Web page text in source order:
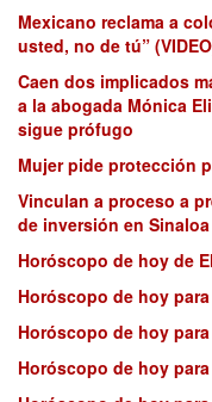
Mexicano reclama a
usted, no de tú”
Caen dos implicados
a la abogada Mónica
sigue prófugo
Mujer pide protección
Vinculan a proceso a
de inversión en Sinaloa
Horóscopo de hoy de
Horóscopo de hoy
Horóscopo de hoy
Horóscopo de hoy